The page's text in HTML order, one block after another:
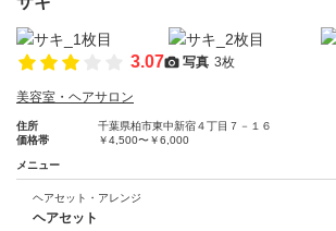
3.07 写真 3枚
美容室・ヘアサロン
住所
千葉県柏市東中新宿４丁目７－１６
価格帯
￥4,500〜￥6,000
メニュー
ヘアセット・アレンジ
ヘアセット